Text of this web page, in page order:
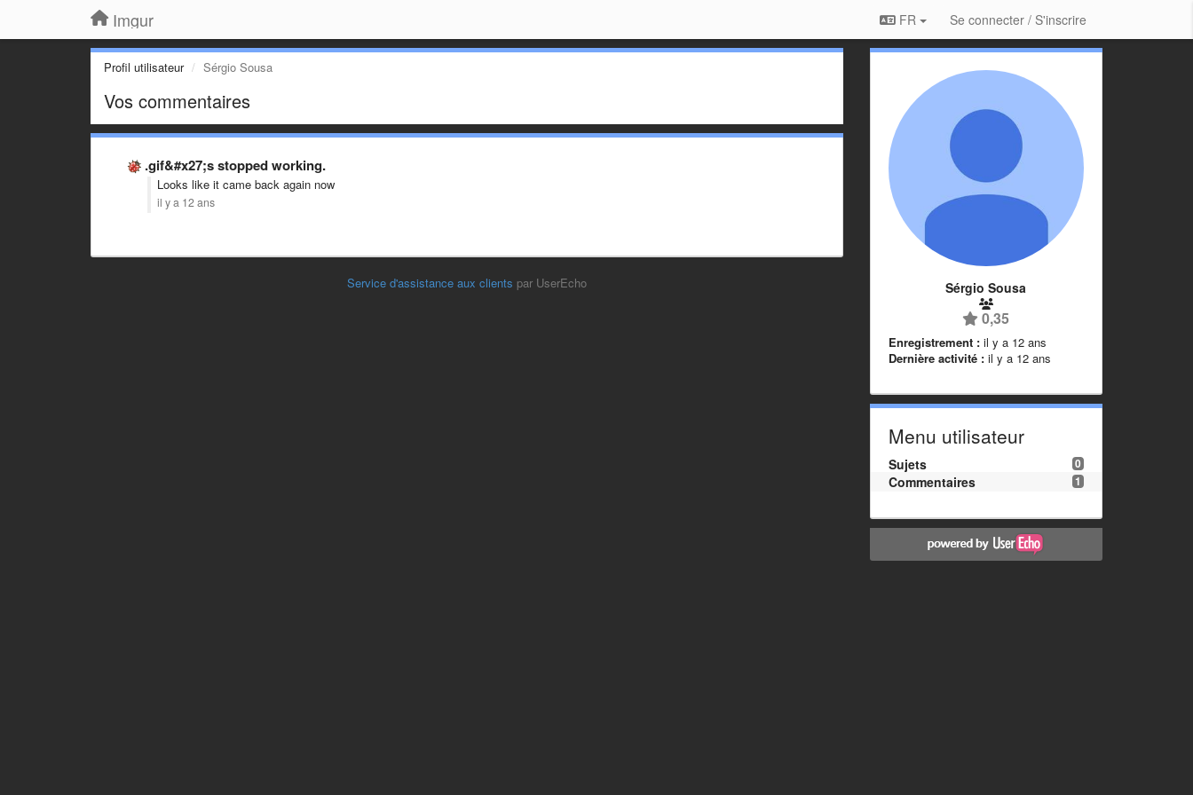
Imgur FR Se connecter / S'inscrire
Profil utilisateur Sérgio Sousa
Vos commentaires
.gif&#x27;s stopped working.
Looks like it came back again now
il y a 12 ans
Service d'assistance aux clients par UserEcho Sérgio Sousa
0,35
Enregistrement : il y a 12 ans
Dernière activité : il y a 12 ans
Menu utilisateur
0
Sujets
1
Commentaires